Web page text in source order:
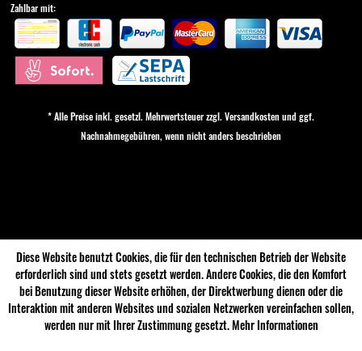
Zahlbar mit:
* Alle Preise inkl. gesetzl. Mehrwertsteuer zzgl. Versandkostenund ggf.
Nachnahmegebühren, wenn nicht anders beschrieben
Diese Website benutzt Cookies, die für den technischen Betrieb der Website
erforderlich sind und stets gesetzt werden. Andere Cookies, die den Komfort
bei Benutzung dieser Website erhöhen, der Direktwerbung dienen oder die
Interaktion mit anderen Websites und sozialen Netzwerken vereinfachen sollen,
werden nur mit Ihrer Zustimmung gesetzt.Mehr Informationen